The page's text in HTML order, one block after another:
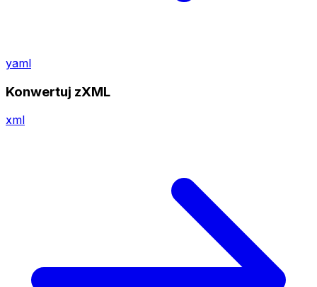
yaml
Konwertuj zXML
xml